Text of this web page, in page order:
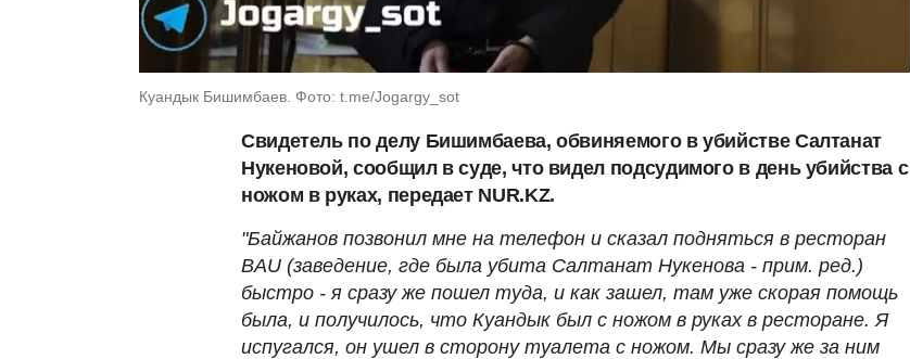
Куандык Бишимбаев. Фото: t.me/Jogargy_sot
Свидетель по делу Бишимбаева, обвиняемого в убийстве Салтанат
Нукеновой, сообщил в суде, что видел подсудимого в день убийства с
ножом в руках, передает NUR.KZ.
"Байжанов позвонил мне на телефон и сказал подняться в ресторан
BAU (заведение, где была убита Салтанат Нукенова - прим. ред.)
быстро - я сразу же пошел туда, и как зашел, там уже скорая помощь
была, и получилось, что Куандык был с ножом в руках в ресторане. Я
испугался, он ушел в сторону туалета с ножом. Мы сразу же за ним